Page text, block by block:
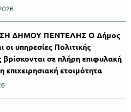
ΔΗΜΟΥ ΠΕΝΤΕΛΗΣ Ο Δήμος
οι υπηρεσίες Πολιτικής
σε πλήρη επιφυλακή
επιχειρησιακή ετοιμότητα